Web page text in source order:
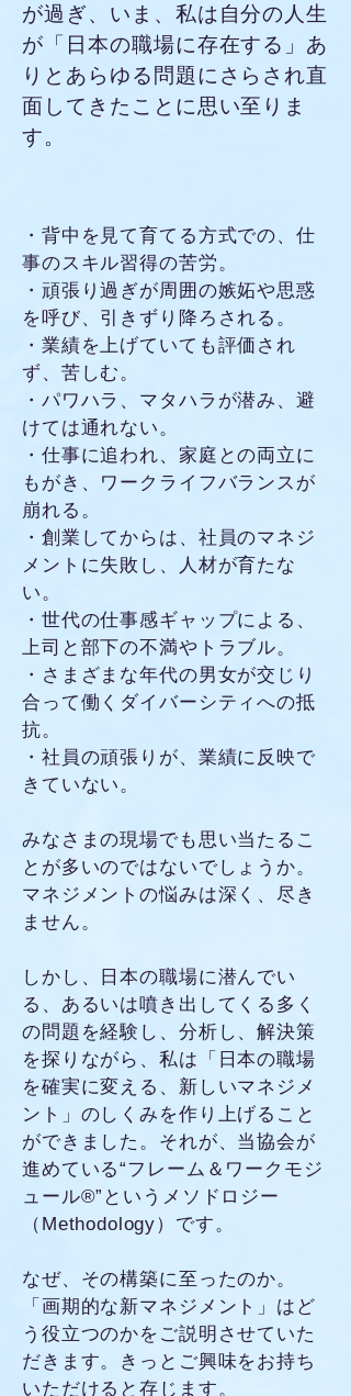
が過ぎ、いま、私は自分の人生
が「日本の職場に存在する」あ
りとあらゆる問題にさらされ直
面してきたことに思い至りま
す。
・背中を見て育てる方式での、仕
事のスキル習得の苦労。
・頑張り過ぎが周囲の嫉妬や思惑
を呼び、引きずり降ろされる。
・業績を上げていても評価され
ず、苦しむ。
・パワハラ、マタハラが潜み、避
けては通れない。
・仕事に追われ、家庭との両立に
もがき、ワークライフバランスが
崩れる。
・創業してからは、社員のマネジ
メントに失敗し、人材が育たな
い。
・世代の仕事感ギャップによる、
上司と部下の不満やトラブル。
・さまざまな年代の男女が交じり
合って働くダイバーシティへの抵
抗。
・社員の頑張りが、業績に反映で
きていない。
みなさまの現場でも思い当たるこ
とが多いのではないでしょうか。
マネジメントの悩みは深く、尽き
ません。
しかし、日本の職場に潜んでい
る、あるいは噴き出してくる多く
の問題を経験し、分析し、解決策
を探りながら、私は「日本の職場
を確実に変える、新しいマネジメ
ント」のしくみを作り上げること
ができました。それが、当協会が
進めている“フレーム＆ワークモジ
ュール®”というメソドロジー
（Methodology）です。
なぜ、その構築に至ったのか。
「画期的な新マネジメント」はど
う役立つのかをご説明させていた
だきます。きっとご興味をお持ち
いただけると存じます。